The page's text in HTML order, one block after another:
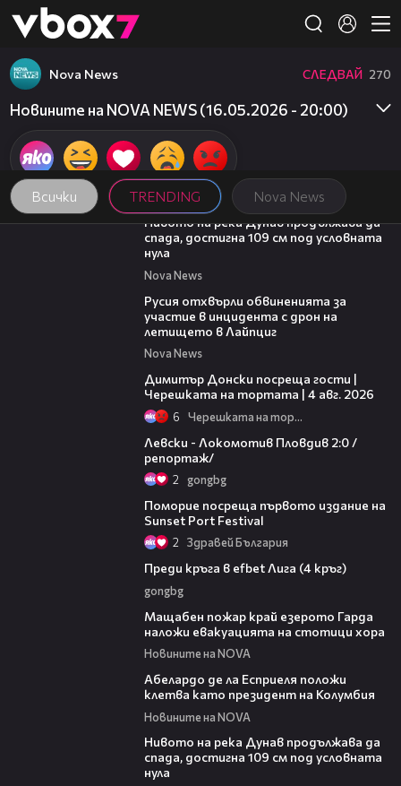
👾
Всички TRENDING Nova News
Nova News СЛЕДВАЙ 270
Новините на NOVA NEWS (16.05.2026 - 20:00)
00:23
Нивото на река Дунав продължава да
спада, достигна 109 см под условната
нула
Nova News
Русия отхвърли обвиненията за
участие в инцидента с дрон на
летището в Лайпциг
Nova News
Димитър Донски посреща гости |
Черешката на тортата | 4 авг. 2026
6 Черешката на тортата
Левски - Локомотив Пловдив 2:0 /
репортаж/
2 gongbg
Поморие посреща първото издание на
Sunset Port Festival
2 Здравей България
Преди кръга в efbet Лига (4 кръг)
gongbg
Мащабен пожар край езерото Гарда
наложи евакуацията на стотици хора
Новините на NOVA
Абелардо де ла Есприеля положи
клетва като президент на Колумбия
Новините на NOVA
Нивото на река Дунав продължава да
спада, достигна 109 см под условната
нула